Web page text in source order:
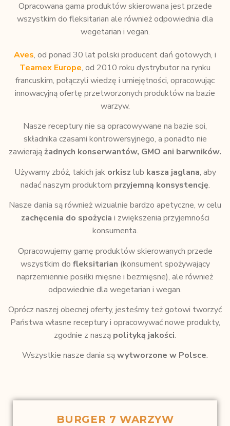
Opracowana gama produktów skierowana jest przede
wszystkim do fleksitarian ale również odpowiednia dla
wegetarian i vegan.
Aves, od ponad 30 lat polski producent dań gotowych, i
Teamex Europe, od 2010 roku dystrybutor na rynku
francuskim, połączyli wiedzę i umiejętności, opracowując
innowacyjną ofertę przetworzonych produktów na bazie
warzyw.
Nasze receptury nie są opracowywane na bazie soi,
składnika czasami kontrowersyjnego, a ponadto nie
zawierajążadnych konserwantów, GMO ani barwników.
Używamy zbóż, takich jak orkisz lub kasza jaglana, aby
nadać naszym produktom przyjemną konsystencję.
Nasze dania są również wizualnie bardzo apetyczne, w celu
zachęcenia do spożycia i zwiększenia przyjemności
konsumenta.
Opracowujemy gamę produktów skierowanych przede
wszystkim do fleksitarian (konsument spożywający
naprzemiennie posiłki mięsne i bezmięsne), ale również
odpowiednie dla wegetarian i wegan.
Oprócz naszej obecnej oferty, jesteśmy też gotowi tworzyć
Państwa własne receptury i opracowywać nowe produkty,
zgodnie z naszą polityką jakości.
Wszystkie nasze dania sąwytworzone w Polsce.
BURGER 7 WARZYW